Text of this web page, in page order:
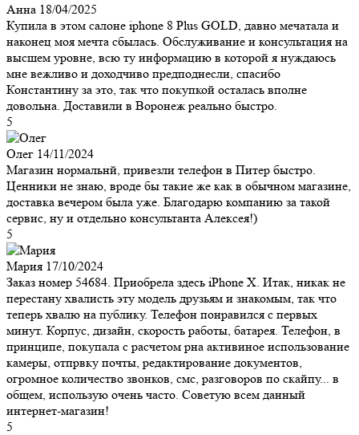
Анна 18/04/2025
Купила в этом салоне iphone 8 Plus GOLD, давно мечатала и
наконец моя мечта сбылась. Обслуживание и консультация на
высшем уровне, всю ту информацию в которой я нуждаюсь
мне вежливо и доходчиво предподнесли, спасибо
Константину за это, так что покупкой осталась вполне
довольна. Доставили в Воронеж реально быстро.
5
Олег 14/11/2024
Магазин нормальнй, привезли телефон в Питер быстро.
Ценники не знаю, вроде бы такие же как в обычном магазине,
доставка вечером была уже. Благодарю компанию за такой
сервис, ну и отдельно консультанта Алексея!)
5
Мария 17/10/2024
Заказ номер 54684. Приобрела здесь iPhone X. Итак, никак не
перестану хвалисть эту модель друзьям и знакомым, так что
теперь хвалю на публику. Телефон понравился с первых
минут. Корпус, дизайн, скорость работы, батарея. Телефон, в
принципе, покупала с расчетом рна активиное использование
камеры, отпрвку почты, редактирование документов,
огромное количество звонков, смс, разговоров по скайпу... в
общем, использую очень часто. Советую всем данный
интернет-магазин!
5